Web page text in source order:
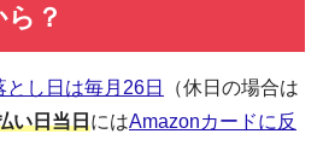
？
し日は毎月26日
（休日の場合は
い日当日にはAmazonカードに反